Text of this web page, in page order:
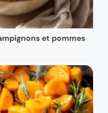
et pommes